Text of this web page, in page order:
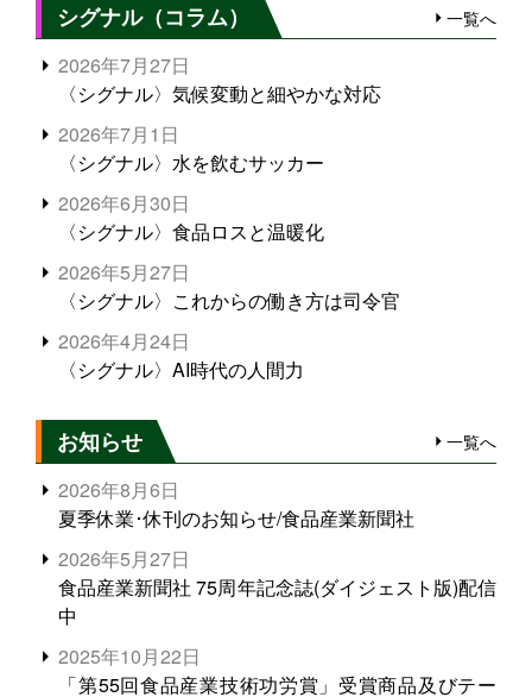
シグナル（コラム） 一覧へ
2026年7月27日
〈シグナル〉気候変動と細やかな対応
2026年7月1日
〈シグナル〉水を飲むサッカー
2026年6月30日
〈シグナル〉食品ロスと温暖化
2026年5月27日
〈シグナル〉これからの働き方は司令官
2026年4月24日
〈シグナル〉AI時代の人間力
お知らせ 一覧へ
2026年8月6日
夏季休業･休刊のお知らせ/食品産業新聞社
2026年5月27日
食品産業新聞社 75周年記念誌(ダイジェスト版)配信
中
2025年10月22日
「第55回食品産業技術功労賞」受賞商品及びテー